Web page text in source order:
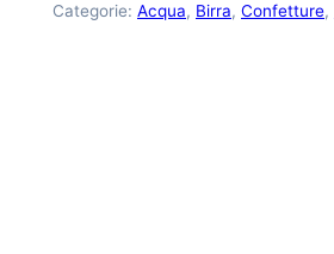
Categorie: Acqua, Birra, Confetture,